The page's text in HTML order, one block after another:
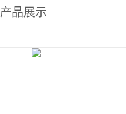
产品展示